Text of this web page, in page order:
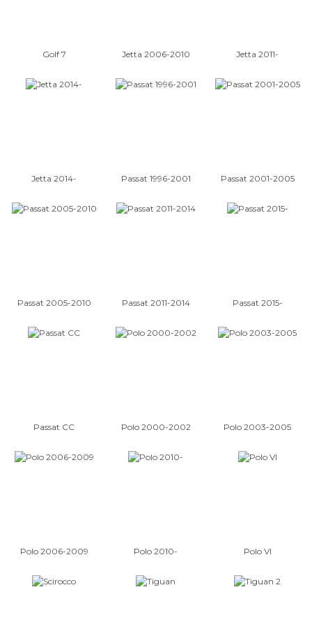
Golf 7 Jetta 2006-2010 Jetta 2011-
Jetta 2014- Passat 1996-2001 Passat 2001-2005
Passat 2005-2010 Passat 2011-2014 Passat 2015-
Passat CC Polo 2000-2002 Polo 2003-2005
Polo 2006-2009 Polo 2010- Polo VI